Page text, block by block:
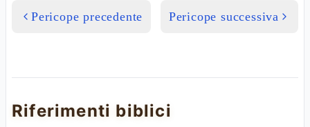
Pericope precedente Pericope successiva
Riferimenti biblici